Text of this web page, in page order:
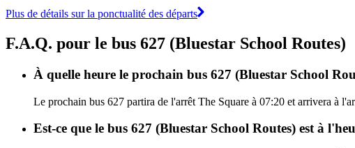
Plus de détails sur la ponctualité des départs
F.A.Q. pour le bus 627 (Bluestar School Routes)
À quelle heure le prochain bus 627 (Bluestar School
Le prochain bus 627 partira de l'arrêt The Square à 07:20 et arrivera à
Est-ce que le bus 627 (Bluestar School Routes) est à